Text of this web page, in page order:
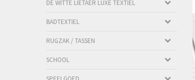
DE WITTE LIETAER LUXE TEXTIEL
BADTEXTIEL
RUGZAK / TASSEN
SCHOOL